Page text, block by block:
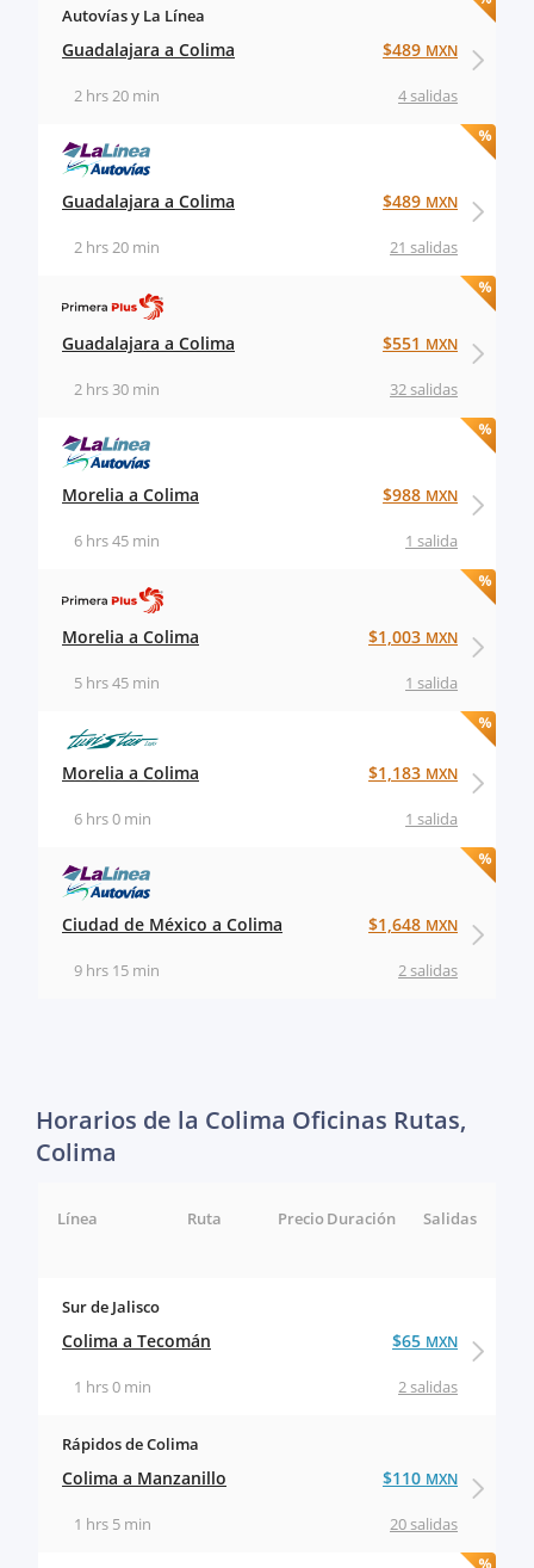
Autovías y La Línea
Guadalajara a Colima
4 salidas
2 hrs 20 min
$489 MXN
Guadalajara a Colima
21 salidas
2 hrs 20 min
$489 MXN
Guadalajara a Colima
32 salidas
2 hrs 30 min
$551 MXN
Morelia a Colima
1 salida
6 hrs 45 min
$988 MXN
Morelia a Colima
1 salida
5 hrs 45 min
$1,003 MXN
Morelia a Colima
1 salida
6 hrs 0 min
$1,183 MXN
Ciudad de México a Colima
2 salidas
9 hrs 15 min
$1,648 MXN
Horarios de la Colima Oficinas Rutas,
Colima
Línea Ruta Salidas
Duración
Precio
Sur de Jalisco
Colima a Tecomán
2 salidas
1 hrs 0 min
$65 MXN
Rápidos de Colima
Colima a Manzanillo
20 salidas
1 hrs 5 min
$110 MXN